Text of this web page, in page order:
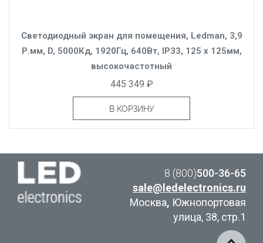
Светодиодный экран для помещения, Ledman, 3,9
Р.мм, D, 5000Кд, 1920Гц, 640Вт, IP33, 125 x 125мм,
высокочастотный
445 349 ₽
В КОРЗИНУ
8 (800)500-36-65
sale@ledelectronics.ru
Москва, Южнопортовая
улица, 38, стр.1